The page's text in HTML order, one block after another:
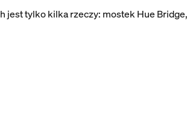
tylko kilka rzeczy: mostek Hue